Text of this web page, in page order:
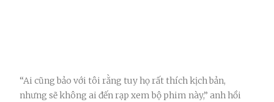
“Ai cũng bảo với tôi rằng tuy họ rất thích kịch bản,
nhưng sẽ không ai đến rạp xem bộ phim này,” anh hồi